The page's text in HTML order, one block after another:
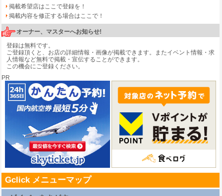
掲載希望店はここで登録を！
掲載内容を修正する場合はここで！
オーナー、マスターへお知らせ!
登録は無料です。
ご登録頂くと、お店の詳細情報・画像が掲載できます。またイベント情報・求
人情報など無料で掲載・宣伝することができます。
この機会にご登録ください。
PR
Gclick メニューマップ